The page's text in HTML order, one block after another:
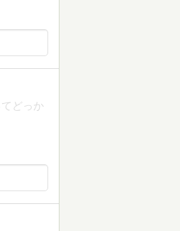
どっか